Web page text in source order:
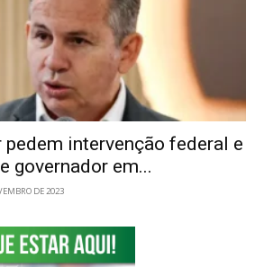
pedem intervenção federal e
governador em...
DE 2023